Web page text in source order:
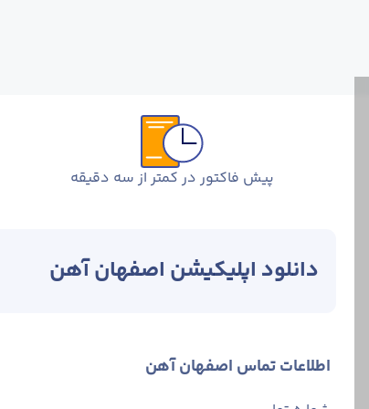
پیش فاکتور در کمتر از سه دقیقه
دانلود اپلیکیشن اصفهان آهن
اطلاعات تماس اصفهان آهن